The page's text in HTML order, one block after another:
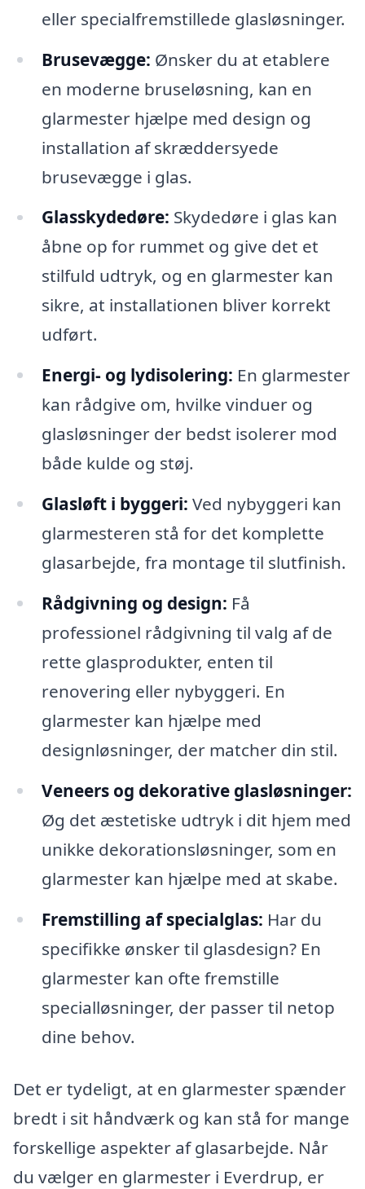
eller specialfremstillede glasløsninger.
Brusevægge: Ønsker du at etablere
en moderne bruseløsning, kan en
glarmester hjælpe med design og
installation af skræddersyede
brusevægge i glas.
Glasskydedøre: Skydedøre i glas kan
åbne op for rummet og give det et
stilfuld udtryk, og en glarmester kan
sikre, at installationen bliver korrekt
udført.
Energi- og lydisolering: En glarmester
kan rådgive om, hvilke vinduer og
glasløsninger der bedst isolerer mod
både kulde og støj.
Glasløft i byggeri: Ved nybyggeri kan
glarmesteren stå for det komplette
glasarbejde, fra montage til slutfinish.
Rådgivning og design: Få
professionel rådgivning til valg af de
rette glasprodukter, enten til
renovering eller nybyggeri. En
glarmester kan hjælpe med
designløsninger, der matcher din stil.
Veneers og dekorative glasløsninger:
Øg det æstetiske udtryk i dit hjem med
unikke dekorationsløsninger, som en
glarmester kan hjælpe med at skabe.
Fremstilling af specialglas: Har du
specifikke ønsker til glasdesign? En
glarmester kan ofte fremstille
specialløsninger, der passer til netop
dine behov.
Det er tydeligt, at en glarmester spænder
bredt i sit håndværk og kan stå for mange
forskellige aspekter af glasarbejde. Når
du vælger en glarmester i Everdrup, er